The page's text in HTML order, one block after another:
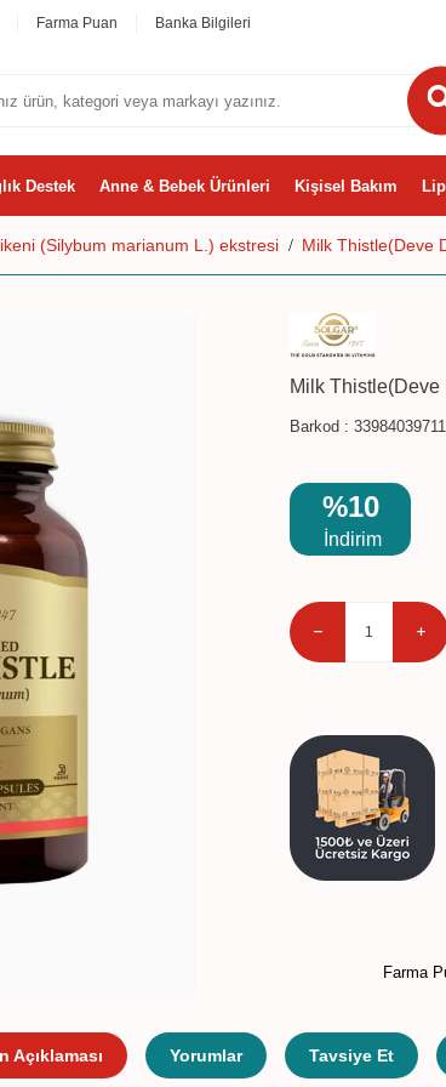
Farma Puan Banka Bilgileri
Destek Anne & Bebek Ürünleri Kişisel Bakım
(Silybum marianum L.) ekstresi Milk Thistle(Deve
Milk Thistle(Deve
Barkod : 33984039711
%10
İndirim
Farma
Açıklaması Yorumlar Tavsiye Et